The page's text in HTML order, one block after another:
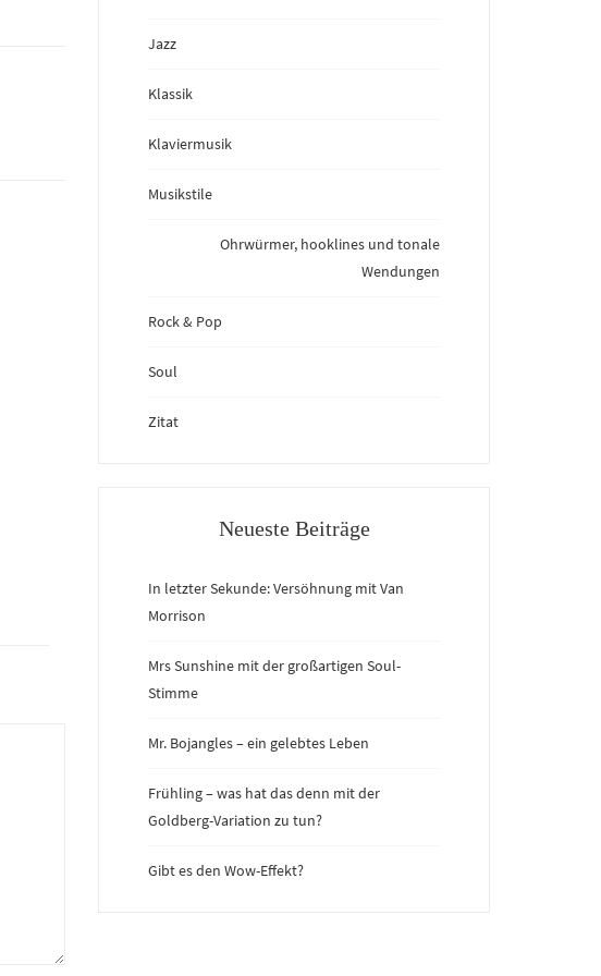
Jazz
Klassik
Klaviermusik
Musikstile
Ohrwürmer, hooklines und tonale
Wendungen
Rock & Pop
Soul
Zitat
Neueste Beiträge
In letzter Sekunde: Versöhnung mit Van
Morrison
Mrs Sunshine mit der großartigen Soul-
Stimme
Mr. Bojangles – ein gelebtes Leben
Frühling – was hat das denn mit der
Goldberg-Variation zu tun?
Gibt es den Wow-Effekt?